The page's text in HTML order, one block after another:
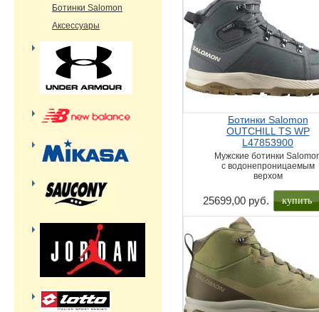
Ботинки Salomon
OUTCHILL TS WP
L47853900
Мужские ботинки
с водонепроницаемым
верхом
25699,00 руб. купить
Ботинки Salomon
Аксессуары